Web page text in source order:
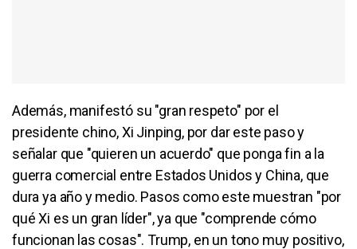
Además, manifestó su "gran respeto" por el
presidente chino, Xi Jinping, por dar este paso y
señalar que "quieren un acuerdo" que ponga fin a la
guerra comercial entre Estados Unidos y China, que
dura ya año y medio. Pasos como este muestran "por
qué Xi es un gran líder", ya que "comprende cómo
funcionan las cosas". Trump, en un tono muy positivo,